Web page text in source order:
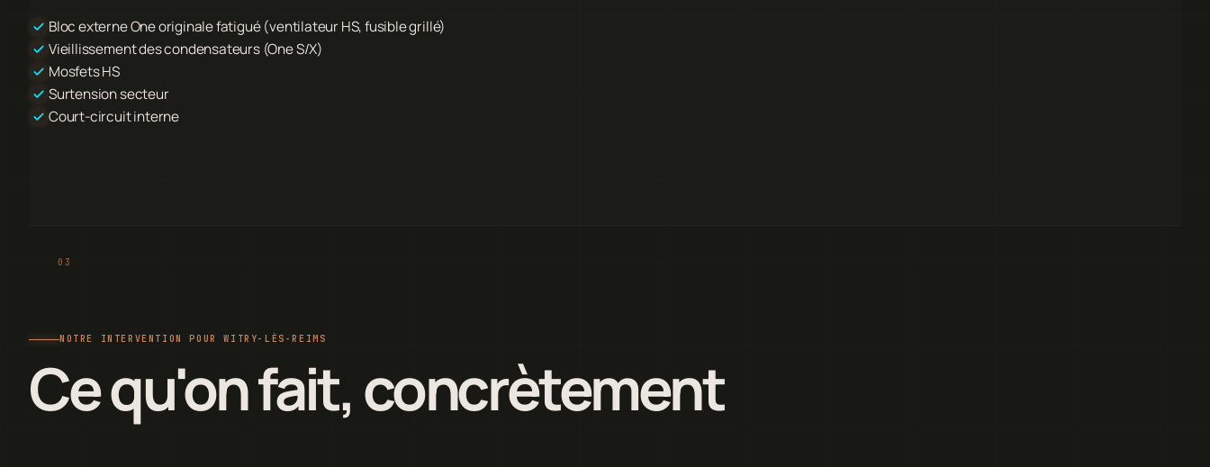
Bloc externe One originale fatigué (ventilateur HS, fusible grillé)
Vieillissement des condensateurs (One S/X)
Mosfets HS
Surtension secteur
Court-circuit interne
NOTRE INTERVENTION POUR WITRY-LÈS-REIMS
Ce qu'on fait, concrètement